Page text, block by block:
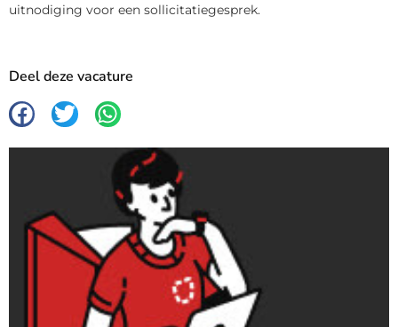
uitnodiging voor een sollicitatiegesprek.
Deel deze vacature